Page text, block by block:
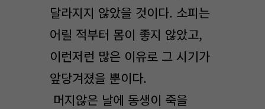
달라지지 않았을 것이다. 소피는
어릴 적부터 몸이 좋지 않았고,
이런저런 많은 이유로 그 시기가
앞당겨졌을 뿐이다.
머지않은 날에 동생이 죽을